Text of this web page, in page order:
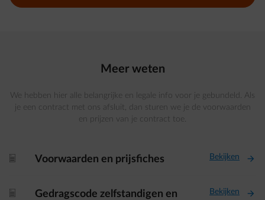
Meer weten
We hebben hier alle belangrijke en legale info voor je gebundeld. Als
je een contract met ons afsluit, dan sturen we je de voorwaarden
en prijzen van je contract toe.
document-fwd Voorwaarden en prijsfiches Bekijken
document-fwd
Gedragscode zelfstandigen en
Bekijken